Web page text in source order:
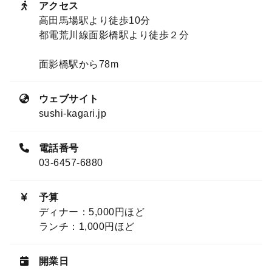
アクセス
高田馬場駅より徒歩10分
都電荒川線面影橋駅より徒歩２分
面影橋駅から78m
ウェブサイト
sushi-kagari.jp
電話番号
03-6457-6880
予算
ディナー：5,000円ほど
ランチ：1,000円ほど
開業日